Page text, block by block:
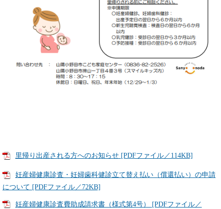
里帰り出産される方へのお知らせ [PDFファイル／114KB]
妊産婦健康診査・妊婦歯科健診立て替え払い（償還払い）の申請
について [PDFファイル／72KB]
妊産婦健康診査費助成請求書（様式第4号） [PDFファイル／